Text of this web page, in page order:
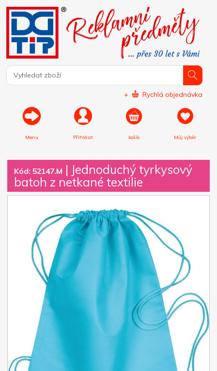
+ Rychlá objednávka
Menu Přihlásit košík Můj výběr
Kód: 52147.M | Jednoduchý tyrkysový
batoh z netkané textilie